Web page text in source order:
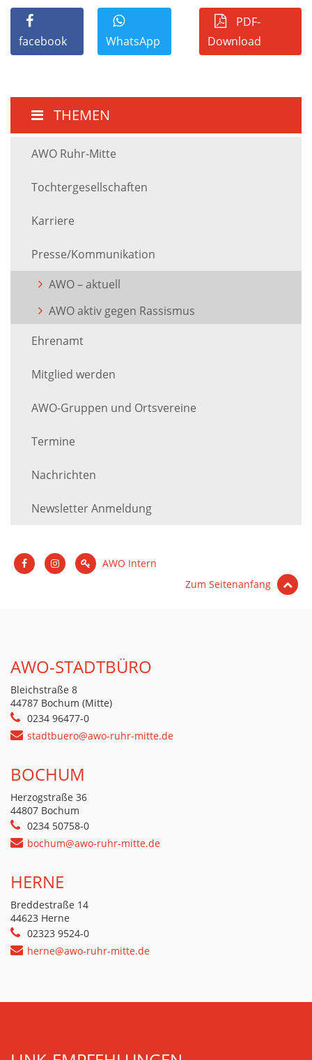
facebook WhatsApp
PDF-
Download
THEMEN
AWO Ruhr-Mitte
Tochtergesellschaften
Karriere
Presse/Kommunikation
AWO – aktuell
AWO aktiv gegen Rassismus
Ehrenamt
Mitglied werden
AWO-Gruppen und Ortsvereine
Termine
Nachrichten
Newsletter Anmeldung
AWO Intern
Zum Seitenanfang
AWO-STADTBÜRO
Bleichstraße 8
44787 Bochum (Mitte)
0234 96477-0
stadtbuero@awo-ruhr-mitte.de
BOCHUM
Herzogstraße 36
44807 Bochum
0234 50758-0
bochum@awo-ruhr-mitte.de
HERNE
Breddestraße 14
44623 Herne
02323 9524-0
herne@awo-ruhr-mitte.de